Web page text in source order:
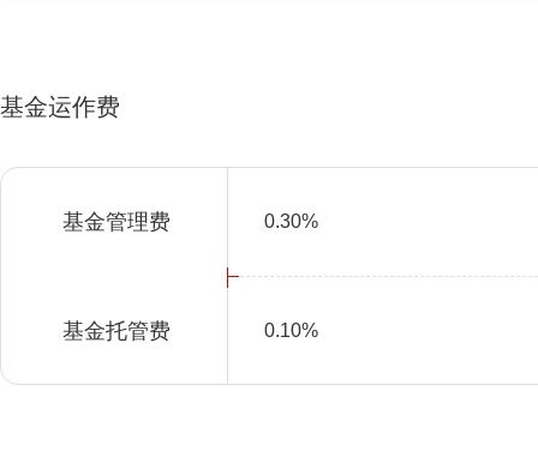
基金运作费
基金管理费 0.30%
基金托管费 0.10%